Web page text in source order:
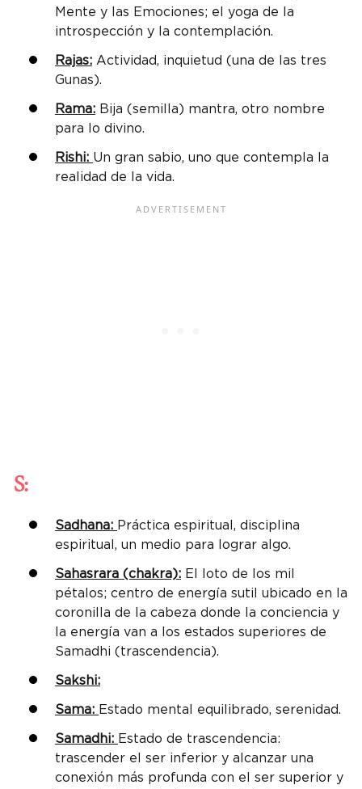
Mente y las Emociones; el yoga de la
introspección y la contemplación.
Rajas: Actividad, inquietud (una de las tres
Gunas).
Rama: Bija (semilla) mantra, otro nombre
para lo divino.
Rishi: Un gran sabio, uno que contempla la
realidad de la vida.
S:
Sadhana: Práctica espiritual, disciplina
espiritual, un medio para lograr algo.
Sahasrara (chakra): El loto de los mil
pétalos; centro de energía sutil ubicado en la
coronilla de la cabeza donde la conciencia y
la energía van a los estados superiores de
Samadhi (trascendencia).
Sakshi:
Sama: Estado mental equilibrado, serenidad.
Samadhi: Estado de trascendencia:
trascender el ser inferior y alcanzar una
conexión más profunda con el ser superior y